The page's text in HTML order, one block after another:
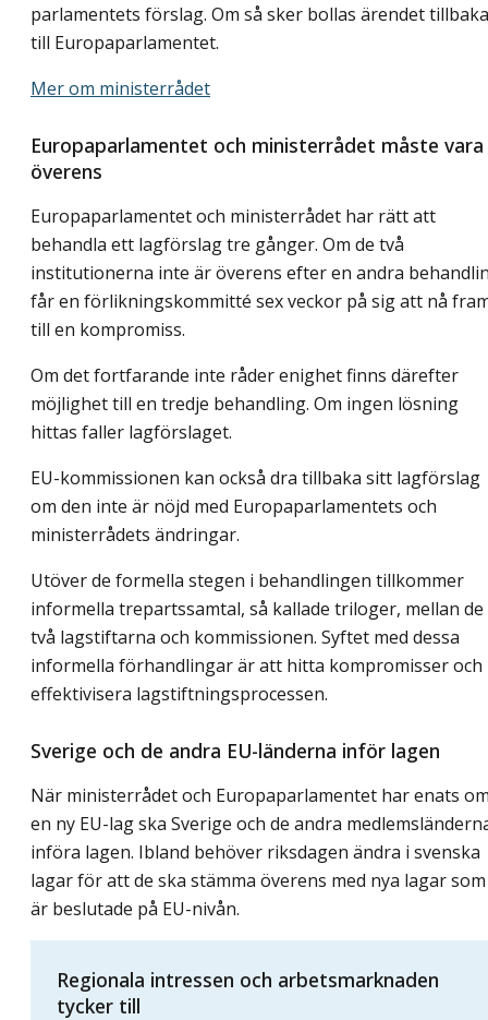
parlamentets förslag. Om så sker bollas ärendet tillbaka
till Europaparlamentet.
Mer om ministerrådet
Europaparlamentet och ministerrådet måste vara
överens
Europaparlamentet och ministerrådet har rätt att
behandla ett lagförslag tre gånger. Om de två
institutionerna inte är överens efter en andra
får en förlikningskommitté sex veckor på sig att nå
till en kompromiss.
Om det fortfarande inte råder enighet finns därefter
möjlighet till en tredje behandling. Om ingen lösning
hittas faller lagförslaget.
EU-kommissionen kan också dra tillbaka sitt lagförslag
om den inte är nöjd med Europaparlamentets och
ministerrådets ändringar.
Utöver de formella stegen i behandlingen tillkommer
informella trepartssamtal, så kallade triloger, mellan de
två lagstiftarna och kommissionen. Syftet med dessa
informella förhandlingar är att hitta kompromisser och
effektivisera lagstiftningsprocessen.
Sverige och de andra EU-länderna inför lagen
När ministerrådet och Europaparlamentet har enats
en ny EU-lag ska Sverige och de andra
införa lagen. Ibland behöver riksdagen ändra i svenska
lagar för att de ska stämma överens med nya lagar som
är beslutade på EU-nivån.
Regionala intressen och arbetsmarknaden
tycker till